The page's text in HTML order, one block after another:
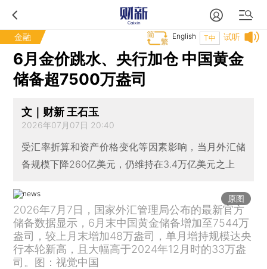
金融 试听
T中
English
6月金价跳水、央行加仓 中国黄金
储备超7500万盎司
文｜财新 王石玉
2026年07月07日 20:40
受汇率折算和资产价格变化等因素影响，当月外汇储
备规模下降260亿美元，仍维持在3.4万亿美元之上
原图
2026年7月7日，国家外汇管理局公布的最新官方
储备数据显示，6月末中国黄金储备增加至7544万
盎司，较上月末增加48万盎司，单月增持规模达央
行本轮新高，且大幅高于2024年12月时的33万盎
司。图：视觉中国